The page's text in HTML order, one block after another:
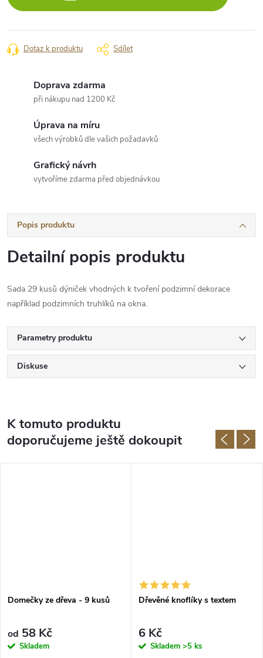
Dotaz k produktu Sdílet
Doprava zdarma
při nákupu nad 1200 Kč
Úprava na míru
všech výrobků dle vašich požadavků
Grafický návrh
vytvoříme zdarma před objednávkou
Popis produktu
Detailní popis produktu
Sada 29 kusů dýniček vhodných k tvoření podzimní dekorace
například podzimních truhlíků na okna.
Parametry produktu
Diskuse
K tomuto produktu
doporučujeme ještě dokoupit
Domečky ze dřeva - 9 kusů
od 58 Kč
Skladem
Dřevěné knoflíky s textem
6 Kč
Skladem >5 ks